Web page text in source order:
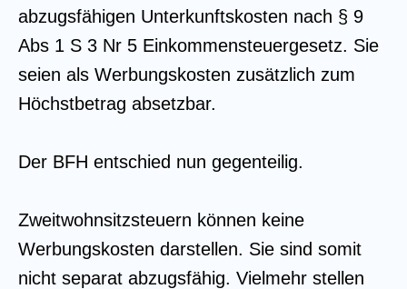
abzugsfähigen Unterkunftskosten nach § 9
Abs 1 S 3 Nr 5 Einkommensteuergesetz. Sie
seien als Werbungskosten zusätzlich zum
Höchstbetrag absetzbar.
Der BFH entschied nun gegenteilig.
Zweitwohnsitzsteuern können keine
Werbungskosten darstellen. Sie sind somit
nicht separat abzugsfähig. Vielmehr stellen